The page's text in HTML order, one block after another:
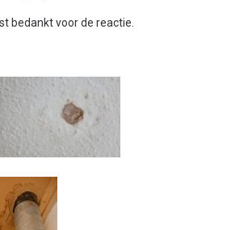
bedankt voor de reactie.